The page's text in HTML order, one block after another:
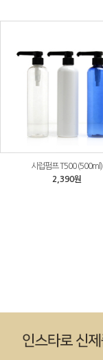
시럽펌프 T500 (500ml)
2,390원